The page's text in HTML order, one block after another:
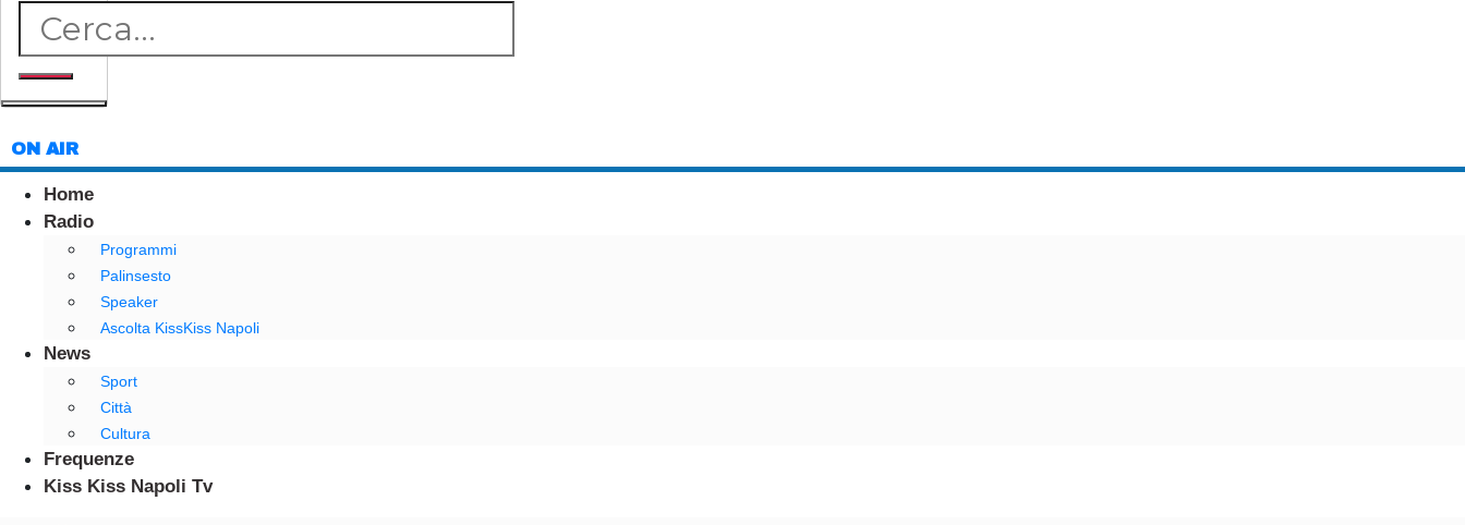
ON AIR
Home
Radio
Programmi
Palinsesto
Speaker
Ascolta KissKiss Napoli
News
Sport
Città
Cultura
Frequenze
Kiss Kiss Napoli Tv